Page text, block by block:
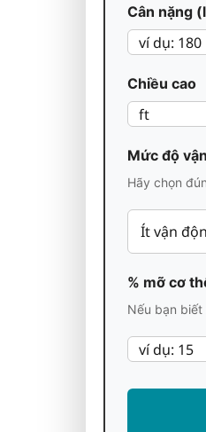
Cân nặng
Chiều cao
Mức độ
Hãy chọn
% mỡ cơ
Nếu bạn